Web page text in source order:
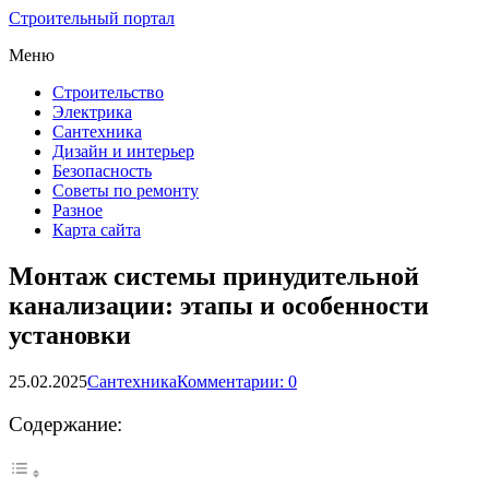
Строительный портал
Меню
Строительство
Электрика
Сантехника
Дизайн и интерьер
Безопасность
Советы по ремонту
Разное
Карта сайта
Монтаж системы принудительной
канализации: этапы и особенности
установки
25.02.2025СантехникаКомментарии: 0
Содержание: